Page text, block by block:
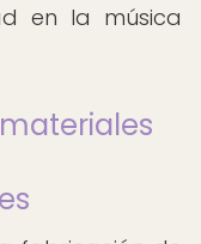
en la música